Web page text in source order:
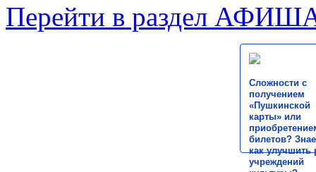
Перейти в раздел
Сложности с
получением
«Пушкинской
карты» или
билетов?
как улучшить
учреждений